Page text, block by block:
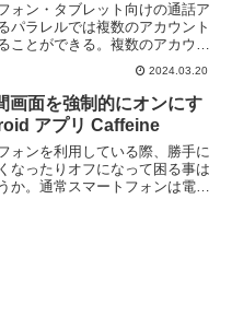
ォン・タブレット向けの通話ア
パラレルでは複数のアカウント
ことができる。複数のアカウン
きれば便利な場面も多いだろ
ージではパラレルで複数アカウ
する方法を紹介しよう。パラレ
ント...
2024.03.20
画面を強制的にオンにす
アプリ Caffeine
ォンを利用している際、勝手に
なったりオフになって困る事は
か。通常スマートフォンは電池